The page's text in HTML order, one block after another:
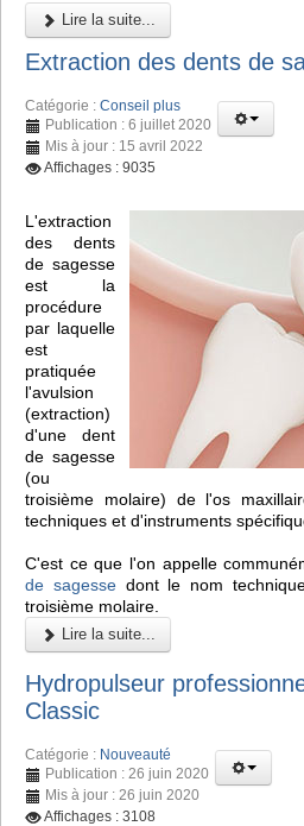
Lire la suite...
Extraction des dents de
Catégorie : Conseil plus
Publication : 6 juillet 2020
Mis à jour : 15 avril 2022
Affichages : 9035
L'extraction
des dents
de sagesse
est la
procédure
par laquelle
est
pratiquée
l'avulsion
(extraction)
d'une dent
de sagesse
(ou
troisième molaire) de l'os
techniques et d'instruments
C'est ce que l'on appelle
de sagessedont le nom
troisième molaire.
Lire la suite...
Hydropulseur
Classic
Catégorie : Nouveauté
Publication : 26 juin 2020
Mis à jour : 26 juin 2020
Affichages : 3108